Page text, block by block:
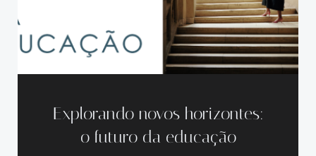
Explorando novos horizontes:
o futuro da educação